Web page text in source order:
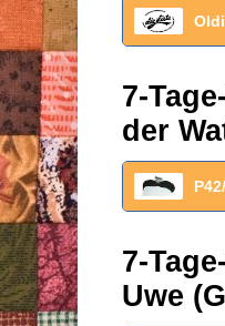
7-
der
7-
Uwe